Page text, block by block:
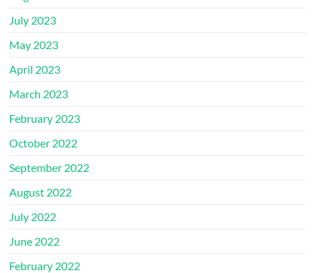
July 2023
May 2023
April 2023
March 2023
February 2023
October 2022
September 2022
August 2022
July 2022
June 2022
February 2022